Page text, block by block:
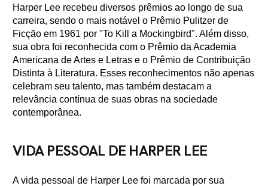
Harper Lee recebeu diversos prêmios ao longo de sua
carreira, sendo o mais notável o Prêmio Pulitzer de
Ficção em 1961 por "To Kill a Mockingbird". Além disso,
sua obra foi reconhecida com o Prêmio da Academia
Americana de Artes e Letras e o Prêmio de Contribuição
Distinta à Literatura. Esses reconhecimentos não apenas
celebram seu talento, mas também destacam a
relevância contínua de suas obras na sociedade
contemporânea.
VIDA PESSOAL DE HARPER LEE
A vida pessoal de Harper Lee foi marcada por sua